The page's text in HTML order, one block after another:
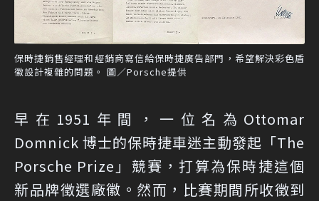
保時捷銷售經理和經銷商寫信給保時捷廣告部門，希望解決彩色盾
徽設計複雜的問題。 圖／Porsche提供
早在1951年間，一位名為Ottomar
Domnick 博士的保時捷車迷主動發起「The
Porsche Prize」競賽，打算為保時捷這個
新品牌徵選廠徽。然而，比賽期間所收徵到